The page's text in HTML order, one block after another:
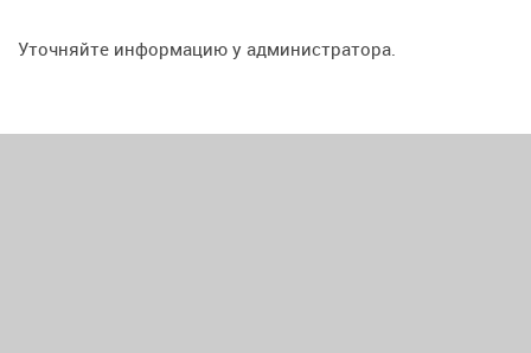
Уточняйте информацию у администратора.